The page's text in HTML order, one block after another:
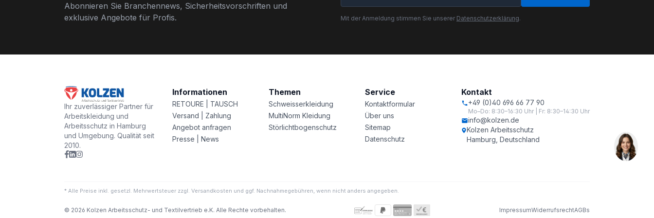
Abonnieren Sie Branchennews, Sicherheitsvorschriften und
exklusive Angebote für Profis.
Mit der Anmeldung stimmen Sie unserer Datenschutzerklärung.
Ihr zuverlässiger Partner für
Arbeitskleidung und
Arbeitsschutz in Hamburg
und Umgebung. Qualität seit
2010.
Informationen
RETOURE | TAUSCH
Versand | Zahlung
Angebot anfragen
Presse | News
Themen
Schweisserkleidung
MultiNorm Kleidung
Störlichtbogenschutz
Service
Kontaktformular
Über uns
Sitemap
Datenschutz
Kontakt
+49 (0)40 696 66 77 90
Mo–Do: 8:30–16:30 Uhr | Fr: 8:30–14:30 Uhr
info@kolzen.de
Kolzen Arbeitsschutz
Hamburg, Deutschland
* Alle Preise inkl. gesetzl. Mehrwertsteuer zzgl. Versandkosten und ggf. Nachnahmegebühren, wenn nicht anders angegeben.
© 2026 Kolzen Arbeitsschutz- und Textilvertrieb e.K. Alle Rechte vorbehalten. ImpressumWiderrufsrechtAGBs